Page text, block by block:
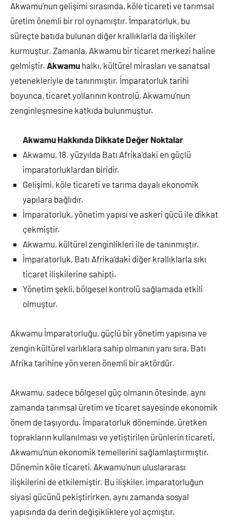
Akwamu’nun gelişimi sırasında, köle ticareti ve tarımsal
üretim önemli bir rol oynamıştır. İmparatorluk, bu
süreçte batıda bulunan diğer krallıklarla da ilişkiler
kurmuştur. Zamanla, Akwamu bir ticaret merkezi haline
gelmiştir. Akwamu halkı, kültürel mirasları ve sanatsal
yetenekleriyle de tanınmıştır. İmparatorluk tarihi
boyunca, ticaret yollarının kontrolü, Akwamu’nun
zenginleşmesine katkıda bulunmuştur.
Akwamu Hakkında Dikkate Değer Noktalar
Akwamu, 18. yüzyılda Batı Afrika’daki en güçlü
imparatorluklardan biridir.
Gelişimi, köle ticareti ve tarıma dayalı ekonomik
yapılara bağlıdır.
İmparatorluk, yönetim yapısı ve askeri gücü ile dikkat
çekmiştir.
Akwamu, kültürel zenginlikleri ile de tanınmıştır.
İmparatorluk, Batı Afrika’daki diğer krallıklarla sıkı
ticaret ilişkilerine sahipti.
Yönetim şekli, bölgesel kontrolü sağlamada etkili
olmuştur.
Akwamu İmparatorluğu, güçlü bir yönetim yapısına ve
zengin kültürel varlıklara sahip olmanın yanı sıra, Batı
Afrika tarihine yön veren önemli bir aktördür.
Akwamu, sadece bölgesel güç olmanın ötesinde, aynı
zamanda tarımsal üretim ve ticaret sayesinde ekonomik
önem de taşıyordu. İmparatorluk döneminde, üretken
toprakların kullanılması ve yetiştirilen ürünlerin ticareti,
Akwamu’nun ekonomik temellerini sağlamlaştırmıştır.
Dönemin köle ticareti, Akwamu’nun uluslararası
ilişkilerini de etkilemiştir. Bu ilişkiler, imparatorluğun
siyasi gücünü pekiştirirken, aynı zamanda sosyal
yapısında da derin değişikliklere yol açmıştır.